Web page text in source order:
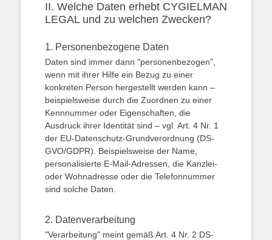
II. Welche Daten erhebt CYGIELMAN
LEGAL und zu welchen Zwecken?
1. Personenbezogene Daten
Daten sind immer dann "personenbezogen",
wenn mit ihrer Hilfe ein Bezug zu einer
konkreten Person hergestellt werden kann –
beispielsweise durch die Zuordnen zu einer
Kennnummer oder Eigenschaften, die
Ausdruck ihrer Identität sind – vgl. Art. 4 Nr. 1
der EU-Datenschutz-Grundverordnung (DS-
GVO/GDPR). Beispielsweise der Name,
personalisierte E-Mail-Adressen, die Kanzlei-
oder Wohnadresse oder die Telefonnummer
sind solche Daten.
2. Datenverarbeitung
"Verarbeitung" meint gemäß Art. 4 Nr. 2 DS-